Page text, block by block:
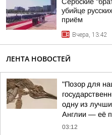
убийце
приём
Вчера, 13:42
ЛЕНТА НОВОСТЕЙ
"Позор для
одну из
Англии — её
03:12